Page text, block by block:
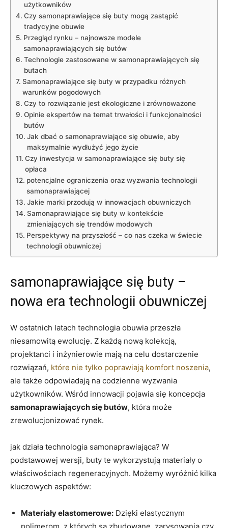
użytkowników
Czy samonaprawiające się buty mogą zastąpić
tradycyjne obuwie
Przegląd rynku – najnowsze modele
samonaprawiających się butów
Technologie zastosowane w samonaprawiających się
butach
Samonaprawiające się buty w przypadku różnych
warunków pogodowych
Czy to rozwiązanie jest ekologiczne i zrównoważone
Opinie ekspertów na temat trwałości i funkcjonalności
butów
Jak dbać o samonaprawiające się obuwie, aby
maksymalnie wydłużyć jego życie
Czy inwestycja w samonaprawiające się buty się
opłaca
potencjalne ograniczenia oraz wyzwania technologii
samonaprawiającej
Jakie marki przodują w innowacjach obuwniczych
Samonaprawiające się buty w kontekście
zmieniających się trendów modowych
Perspektywy na przyszłość – co nas czeka w świecie
technologii obuwniczej
samonaprawiające się buty –
nowa era technologii obuwniczej
W ostatnich latach technologia obuwia przeszła
niesamowitą ewolucję. Z każdą nową kolekcją,
projektanci i inżynierowie mają na celu dostarczenie
rozwiązań, które nie tylko poprawiają komfort noszenia,
ale także odpowiadają na codzienne wyzwania
użytkowników. Wśród innowacji pojawia się koncepcja
samonaprawiających się butów, która może
zrewolucjonizować rynek.
jak działa technologia samonaprawiająca? W
podstawowej wersji, buty te wykorzystują materiały o
właściwościach regeneracyjnych. Możemy wyróżnić kilka
kluczowych aspektów:
Materiały elastomerowe: Dzięki elastycznym